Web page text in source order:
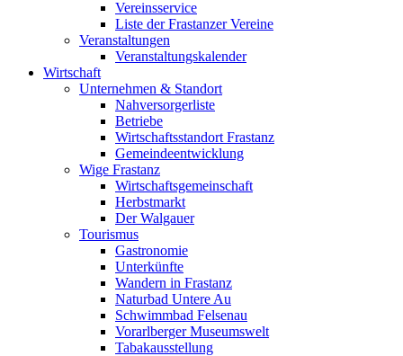
Vereinsservice
Liste der Frastanzer Vereine
Veranstaltungen
Veranstaltungskalender
Wirtschaft
Unternehmen & Standort
Nahversorgerliste
Betriebe
Wirtschaftsstandort Frastanz
Gemeindeentwicklung
Wige Frastanz
Wirtschaftsgemeinschaft
Herbstmarkt
Der Walgauer
Tourismus
Gastronomie
Unterkünfte
Wandern in Frastanz
Naturbad Untere Au
Schwimmbad Felsenau
Vorarlberger Museumswelt
Tabakausstellung